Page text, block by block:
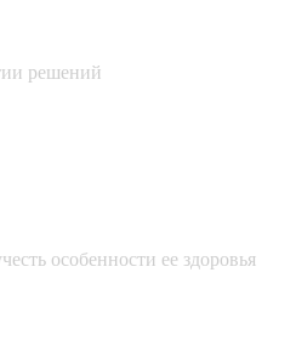
решений
особенности ее здоровья